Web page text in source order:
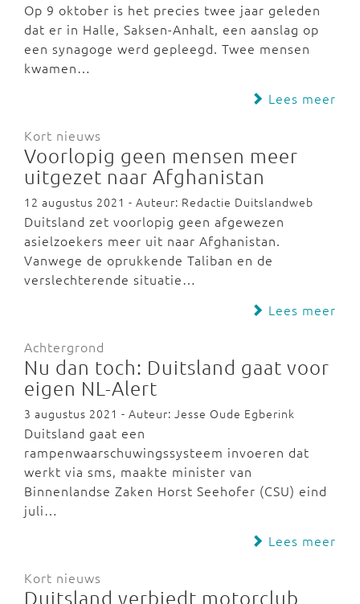
Op 9 oktober is het precies twee jaar geleden
dat er in Halle, Saksen-Anhalt, een aanslag op
een synagoge werd gepleegd. Twee mensen
kwamen…
Lees meer
Kort nieuws
Voorlopig geen mensen meer
uitgezet naar Afghanistan
12 augustus 2021 - Auteur: Redactie Duitslandweb
Duitsland zet voorlopig geen afgewezen
asielzoekers meer uit naar Afghanistan.
Vanwege de oprukkende Taliban en de
verslechterende situatie…
Lees meer
Achtergrond
Nu dan toch: Duitsland gaat voor
eigen NL-Alert
3 augustus 2021 - Auteur: Jesse Oude Egberink
Duitsland gaat een
rampenwaarschuwingssysteem invoeren dat
werkt via sms, maakte minister van
Binnenlandse Zaken Horst Seehofer (CSU) eind
juli…
Lees meer
Kort nieuws
Duitsland verbiedt motorclub